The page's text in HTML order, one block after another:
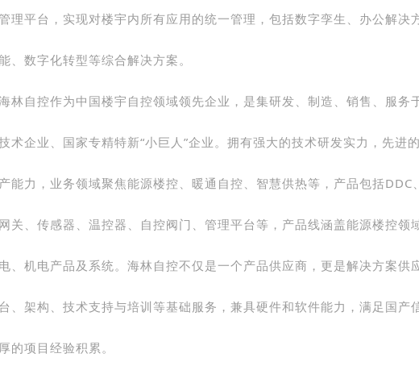
理平台，实现对楼宇内所有应用的统一管理，包括数字孪生、办公解决
、数字化转型等综合解决方案。
林自控作为中国楼宇自控领域领先企业，是集研发、制造、销售、服务
术企业、国家专精特新“小巨人”企业。拥有强大的技术研发实力，先进
产能力，业务领域聚焦能源楼控、暖通自控、智慧供热等，产品包括DDC
网关、传感器、 温控器 、自控阀门、管理平台等，产品线涵盖能源楼控领
电、机电产品及系统。 海林自控不仅是一个产品供应商，更是解决方案供
台、架构、技术支持与培训等基础服务，兼具硬件和软件能力，满足国产
厚的项目经验积累。